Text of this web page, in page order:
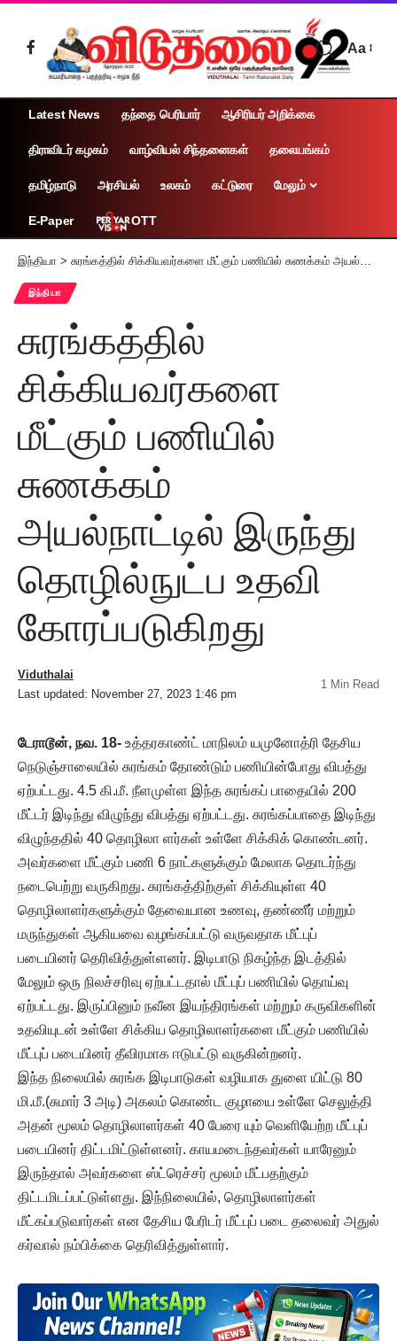
Aa
Latest News தந்தை பெரியார் ஆசிரியர் அறிக்கை
திராவிடர் கழகம் வாழ்வியல் சிந்தனைகள் தலையங்கம்
தமிழ்நாடு அரசியல் உலகம் கட்டுரை மேலும்
E-Paper OTT
இந்தியா > சுரங்கத்தில் சிக்கியவர்களை மீட்கும் பணியில் சுணக்கம் அயல்நாட்டில் இருந்து தொழில்நுட்ப உதவி கோரப்படுகிறது
இந்தியா
சுரங்கத்தில்
சிக்கியவர்களை
மீட்கும் பணியில்
சுணக்கம்
அயல்நாட்டில் இருந்து
தொழில்நுட்ப உதவி
கோரப்படுகிறது
Last updated: November 27, 2023 1:46 pm
Viduthalai
1 Min Read
டேராடூன், நவ. 18- உத்தரகாண்ட் மாநிலம் யமுனோத்ரி தேசிய
நெடுஞ்சாலையில் சுரங்கம் தோண்டும் பணியின்போது விபத்து
ஏற்பட்டது. 4.5 கி.மீ. நீளமுள்ள இந்த சுரங்கப் பாதையில் 200
மீட்டர் இடிந்து விழுந்து விபத்து ஏற்பட்டது. சுரங்கப்பாதை இடிந்து
விழுந்ததில் 40 தொழிலா ளர்கள் உள்ளே சிக்கிக் கொண்டனர்.
அவர்களை மீட்கும் பணி 6 நாட்களுக்கும் மேலாக தொடர்ந்து
நடைபெற்று வருகிறது. சுரங்கத்திற்குள் சிக்கியுள்ள 40
தொழிலாளர்களுக்கும் தேவையான உணவு, தண்ணீர் மற்றும்
மருந்துகள் ஆகியவை வழங்கப்பட்டு வருவதாக மீட்புப்
படையினர் தெரிவித்துள்ளனர். இடிபாடு நிகழ்ந்த இடத்தில்
மேலும் ஒரு நிலச்சரிவு ஏற்பட்டதால் மீட்புப் பணியில் தொய்வு
ஏற்பட்டது. இருப்பினும் நவீன இயந்திரங்கள் மற்றும் கருவிகளின்
உதவியுடன் உள்ளே சிக்கிய தொழிலாளர்களை மீட்கும் பணியில்
மீட்புப் படையினர் தீவிரமாக ஈடுபட்டு வருகின்றனர்.
இந்த நிலையில் சுரங்க இடிபாடுகள் வழியாக துளை யிட்டு 80
மி.மீ.(சுமார் 3 அடி) அகலம் கொண்ட குழாயை உள்ளே செலுத்தி
அதன் மூலம் தொழிலாளர்கள் 40 பேரை யும் வெளியேற்ற மீட்புப்
படையினர் திட்டமிட்டுள்ளனர். காயமடைந்தவர்கள் யாரேனும்
இருந்தால் அவர்களை ஸ்ட்ரெச்சர் மூலம் மீட்பதற்கும்
திட்டமிடப்பட்டுள்ளது. இந்நிலையில், தொழிலாளர்கள்
மீட்கப்படுவார்கள் என தேசிய பேரிடர் மீட்புப் படை தலைவர் அதுல்
கர்வால் நம்பிக்கை தெரிவித்துள்ளார்.